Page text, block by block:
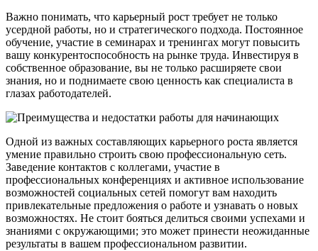
Важно понимать, что карьерный рост требует не только
усердной работы, но и стратегического подхода. Постоянное
обучение, участие в семинарах и тренингах могут повысить
вашу конкурентоспособность на рынке труда. Инвестируя в
собственное образование, вы не только расширяете свои
знания, но и поднимаете свою ценность как специалиста в
глазах работодателей.
Одной из важных составляющих карьерного роста является
умение правильно строить свою профессиональную сеть.
Заведение контактов с коллегами, участие в
профессиональных конференциях и активное использование
возможностей социальных сетей помогут вам находить
привлекательные предложения о работе и узнавать о новых
возможностях. Не стоит бояться делиться своими успехами и
знаниями с окружающими; это может принести неожиданные
результаты в вашем профессиональном развитии.